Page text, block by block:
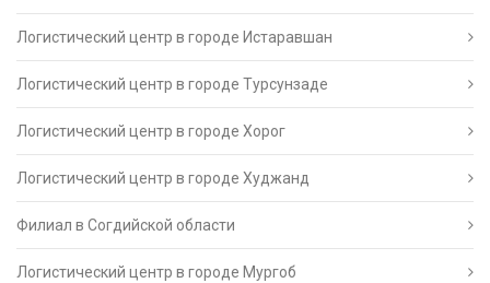
Логистический центр в городе Истаравшан
Логистический центр в городе Турсунзаде
Логистический центр в городе Хорог
Логистический центр в городе Худжанд
Филиал в Согдийской области
Логистический центр в городе Мургоб